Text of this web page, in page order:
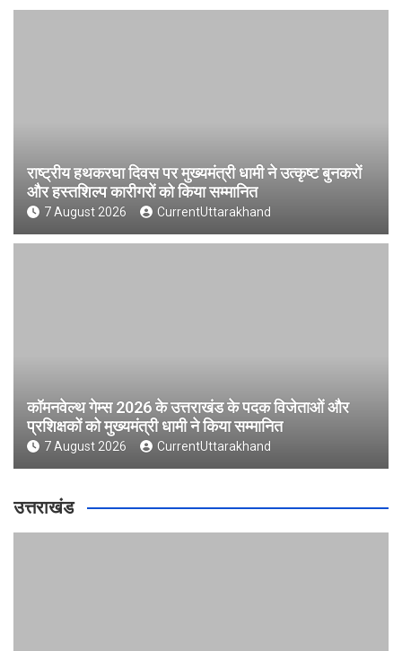
राष्ट्रीय हथकरघा दिवस पर मुख्यमंत्री धामी ने उत्कृष्ट बुनकरों
और हस्तशिल्प कारीगरों को किया सम्मानित
7 August 2026 CurrentUttarakhand
कॉमनवेल्थ गेम्स 2026 के उत्तराखंड के पदक विजेताओं और
प्रशिक्षकों को मुख्यमंत्री धामी ने किया सम्मानित
7 August 2026 CurrentUttarakhand
उत्तराखंड